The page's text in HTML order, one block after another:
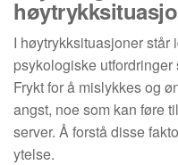
I høytrykksituasjoner står
psykologiske
Frykt for å mislykkes og
angst, noe som kan føre
server. Å forstå disse
ytelse.